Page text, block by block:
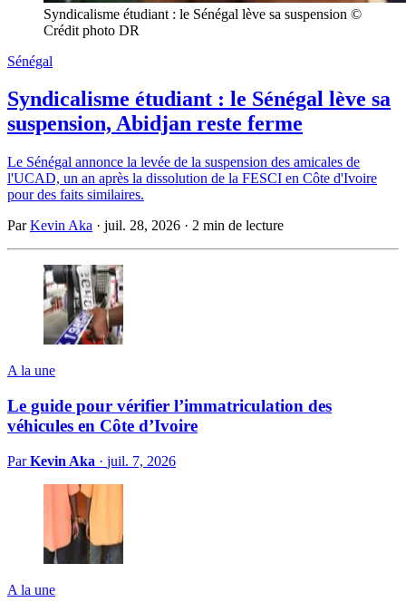
Syndicalisme étudiant : le Sénégal lève sa suspension ©
Crédit photo DR
Sénégal
Syndicalisme étudiant : le Sénégal lève sa
suspension, Abidjan reste ferme
Le Sénégal annonce la levée de la suspension des amicales de
l'UCAD, un an après la dissolution de la FESCI en Côte d'Ivoire
pour des faits similaires.
ParKevin Aka · juil. 28, 2026 · 2 min de lecture
A la une
Le guide pour vérifier l’immatriculation des
véhicules en Côte d’Ivoire
ParKevin Aka · juil. 7, 2026
A la une